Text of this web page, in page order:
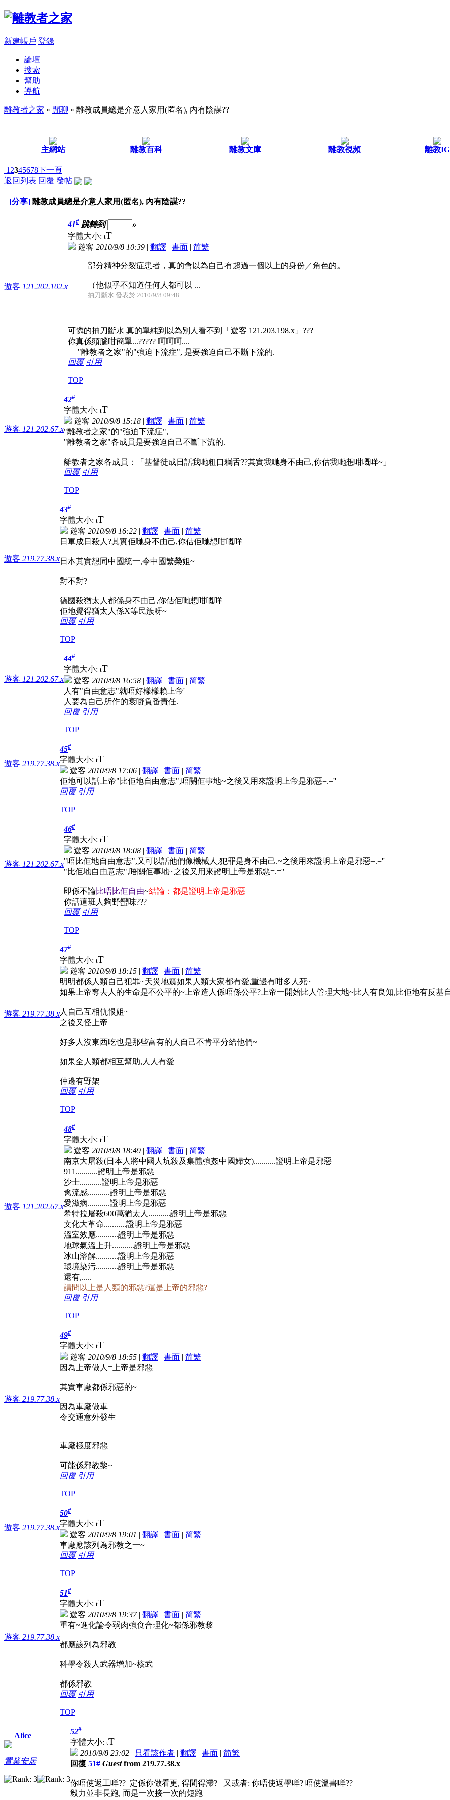
新建帳戶 登錄
論壇
搜索
幫助
導航
離教者之家 » 閒聊 » 離教成員總是介意人家用(匿名), 內有陰謀??
主網站 離教百科 離教文庫 離教視頻 離教IG
1 2345678下一頁
返回列表 回覆 發帖
[分享] 離教成員總是介意人家用(匿名), 內有陰謀??
遊客 121.202.102.x
41# 跳轉到
»
字體大小: tT
遊客 2010/9/8 10:39 | 翻譯 | 書面 | 简繁
部分精神分裂症患者，真的會以為自己有超過一個以上的身份／角色的。
（他似乎不知道任何人都可以 ...
抽刀斷水 發表於 2010/9/8 09:48
可憐的抽刀斷水 真的單純到以為別人看不到「遊客 121.203.198.x」???
你真係頭腦咁簡單...????? 呵呵呵....
"離教者之家"的"強迫下流症", 是要強迫自己不斷下流的.
回覆 引用
TOP
遊客 121.202.67.x
42#
字體大小: tT
遊客 2010/9/8 15:18 | 翻譯 | 書面 | 简繁
"離教者之家"的"強迫下流症",
"離教者之家"各成員是要強迫自己不斷下流的.
離教者之家各成員：「基督徒成日話我哋粗口糷舌??其實我哋身不由己,你估我哋想咁嘅咩~」
回覆 引用
TOP
遊客 219.77.38.x
43#
字體大小: tT
遊客 2010/9/8 16:22 | 翻譯 | 書面 | 简繁
日軍成日殺人?其實佢哋身不由己,你估佢哋想咁嘅咩
日本其實想同中國統一,令中國繁榮姐~
對不對?
德國殺猶太人都係身不由己,你估佢哋想咁嘅咩
佢地覺得猶太人係X等民族呀~
回覆 引用
TOP
遊客 121.202.67.x
44#
字體大小: tT
遊客 2010/9/8 16:58 | 翻譯 | 書面 | 简繁
人有"自由意志"就唔好樣樣賴上帝'
人要為自己所作的衰嘢負番責任.
回覆 引用
TOP
遊客 219.77.38.x
45#
字體大小: tT
遊客 2010/9/8 17:06 | 翻譯 | 書面 | 简繁
佢地可以話上帝"比佢地自由意志",唔關佢事地~之後又用來證明上帝是邪惡=.=''
回覆 引用
TOP
遊客 121.202.67.x
46#
字體大小: tT
遊客 2010/9/8 18:08 | 翻譯 | 書面 | 简繁
"唔比佢地自由意志",又可以話他們像機械人,犯罪是身不由己.~之後用來證明上帝是邪惡=.=''
"比佢地自由意志",唔關佢事地~之後又用來證明上帝是邪惡=.=''
即係不論比唔比佢自由~結論：都是證明上帝是邪惡
你話這班人夠野蠻味???
回覆 引用
TOP
遊客 219.77.38.x
47#
字體大小: tT
遊客 2010/9/8 18:15 | 翻譯 | 書面 | 简繁
明明都係人類自己犯罪~天災地震如果人類大家都有愛,重邊有咁多人死~
如果上帝奪去人的生命是不公平的~上帝造人係唔係公平?上帝一開始比人管理大地~比人有良知,比佢地有反基
人自己互相仇恨姐~
之後又怪上帝
好多人沒東西吃也是那些富有的人自己不肯平分給他們~
如果全人類都相互幫助,人人有愛
仲邊有野架
回覆 引用
TOP
遊客 121.202.67.x
48#
字體大小: tT
遊客 2010/9/8 18:49 | 翻譯 | 書面 | 简繁
南京大屠殺(日本人將中國人坑殺及集體強姦中國婦女)...........證明上帝是邪惡
911...........證明上帝是邪惡
沙士...........證明上帝是邪惡
禽流感...........證明上帝是邪惡
愛滋病...........證明上帝是邪惡
希特拉屠殺600萬猶太人...........證明上帝是邪惡
文化大革命...........證明上帝是邪惡
溫室效應...........證明上帝是邪惡
地球氣溫上升...........證明上帝是邪惡
冰山溶解...........證明上帝是邪惡
環境染污...........證明上帝是邪惡
還有,.....
請問以上是人類的邪惡?還是上帝的邪惡?
回覆 引用
TOP
遊客 219.77.38.x
49#
字體大小: tT
遊客 2010/9/8 18:55 | 翻譯 | 書面 | 简繁
因為上帝做人=上帝是邪惡
其實車廠都係邪惡的~
因為車廠做車
令交通意外發生
車廠極度邪惡
可能係邪教黎~
回覆 引用
TOP
遊客 219.77.38.x
50#
字體大小: tT
遊客 2010/9/8 19:01 | 翻譯 | 書面 | 简繁
車廠應該列為邪教之一~
回覆 引用
TOP
遊客 219.77.38.x
51#
字體大小: tT
遊客 2010/9/8 19:37| 翻譯 | 書面 | 简繁
重有~進化論令弱肉強食合理化~都係邪教黎
都應該列為邪教
科學令殺人武器增加~核武
都係邪教
回覆 引用
TOP
Alice
置業安居
52#
字體大小: tT
2010/9/8 23:02 | 只看該作者 | 翻譯 | 書面 | 简繁
回復 51# Guestfrom 219.77.38.x
你唔使返工咩?? 定係你做看更, 得閒得滯? 又或者: 你唔使返學咩? 唔使溫書咩??
毅力並非長跑, 而是一次接一次的短跑